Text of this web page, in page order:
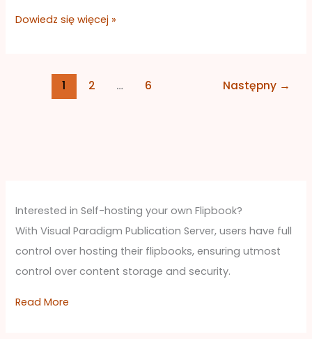
Dowiedz się więcej »
1 2 … 6 Następny →
Interested in Self-hosting your own Flipbook?
With Visual Paradigm Publication Server, users have full
control over hosting their flipbooks, ensuring utmost
control over content storage and security.
Read More